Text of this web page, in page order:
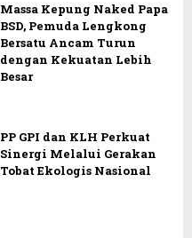
Massa Kepung Naked Papa
BSD, Pemuda Lengkong
Bersatu Ancam Turun
dengan Kekuatan Lebih
Besar
PP GPI dan KLH Perkuat
Sinergi Melalui Gerakan
Tobat Ekologis Nasional